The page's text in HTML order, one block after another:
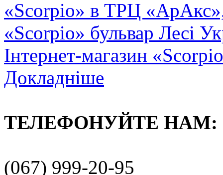
«Scorpio» в ТРЦ
«Scorpio» бульвар Лесі
Інтернет-магазин
Докладніше
ТЕЛЕФОНУЙТЕ НАМ:
(067) 999-20-95